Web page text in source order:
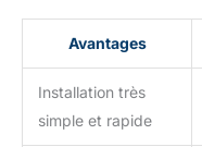
Avantages
Installation très
simple et rapide